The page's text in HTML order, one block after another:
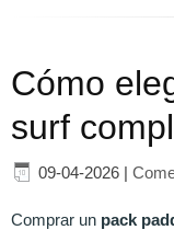
Cómo
surf
09-04-2026 |
Comprar un pack